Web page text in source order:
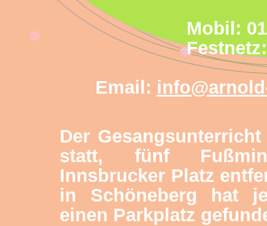
Mobil:
Email:
Der
statt, fünf
Innsbrucker Platz
in Schöneberg hat
einen Parkplatz